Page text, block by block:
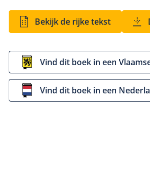
Bekijk de rijke tekst
Vind dit boek in een
Vind dit boek in een